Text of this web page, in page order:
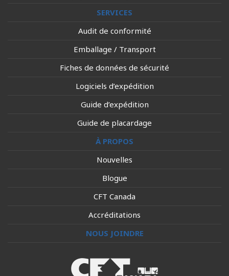
SERVICES
Audit de conformité
Emballage / Transport
Fiches de données de sécurité
Logiciels d’expédition
Guide d’expédition
Guide de placardage
À PROPOS
Nouvelles
Blogue
CFT Canada
Accréditations
NOUS JOINDRE